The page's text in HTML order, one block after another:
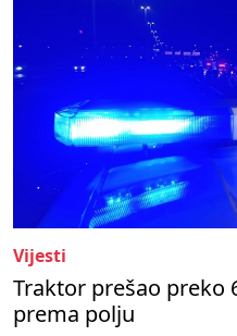
Vijesti
Traktor prešao preko
prema polju